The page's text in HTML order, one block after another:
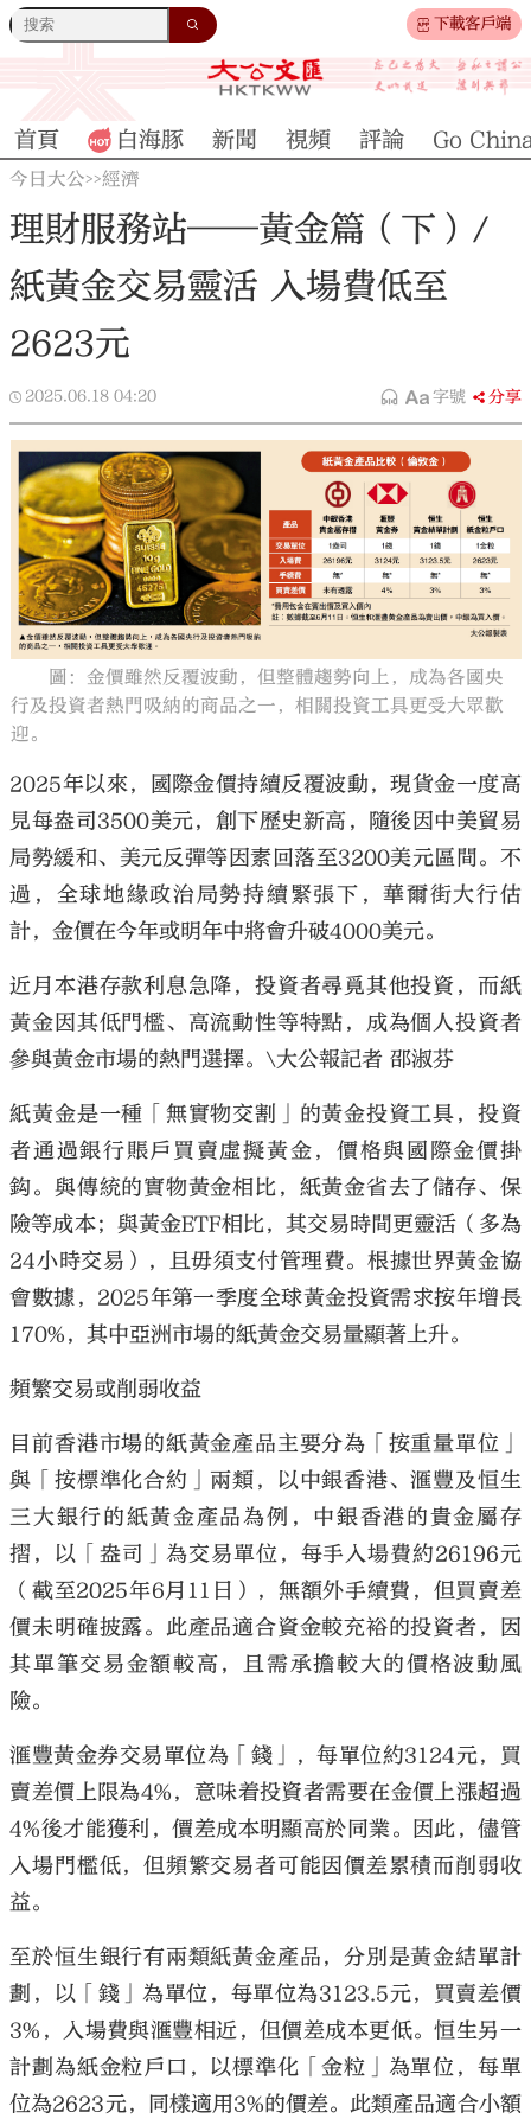
下載客戶端
大公文匯
首頁 白海豚 新聞 視頻 評論 Go
今日大公>>經濟
理財服務站——黃金篇（下）/
紙黃金交易靈活 入場費低至
2623元
2025.06.18 04:20 字號 分享
圖：金價雖然反覆波動，但整體趨勢向上，成為各國央
行及投資者熱門吸納的商品之一，相關投資工具更受大眾歡
迎。
2025年以來，國際金價持續反覆波動，現貨金一度高
見每盎司3500美元，創下歷史新高，隨後因中美貿易
局勢緩和、美元反彈等因素回落至3200美元區間。不
過，全球地緣政治局勢持續緊張下，華爾街大行估
計，金價在今年或明年中將會升破4000美元。
近月本港存款利息急降，投資者尋覓其他投資，而紙
黃金因其低門檻、高流動性等特點，成為個人投資者
參與黃金市場的熱門選擇。\大公報記者 邵淑芬
紙黃金是一種「無實物交割」的黃金投資工具，投資
者通過銀行賬戶買賣虛擬黃金，價格與國際金價掛
鈎。與傳統的實物黃金相比，紙黃金省去了儲存、保
險等成本；與黃金ETF相比，其交易時間更靈活（多為
24小時交易），且毋須支付管理費。根據世界黃金協
會數據，2025年第一季度全球黃金投資需求按年增長
170%，其中亞洲市場的紙黃金交易量顯著上升。
頻繁交易或削弱收益
目前香港市場的紙黃金產品主要分為「按重量單位」
與「按標準化合約」兩類，以中銀香港、滙豐及恒生
三大銀行的紙黃金產品為例，中銀香港的貴金屬存
摺，以「盎司」為交易單位，每手入場費約26196元
（截至2025年6月11日），無額外手續費，但買賣差
價未明確披露。此產品適合資金較充裕的投資者，因
其單筆交易金額較高，且需承擔較大的價格波動風
險。
滙豐黃金券交易單位為「錢」，每單位約3124元，買
賣差價上限為4%，意味着投資者需要在金價上漲超過
4%後才能獲利，價差成本明顯高於同業。因此，儘管
入場門檻低，但頻繁交易者可能因價差累積而削弱收
益。
至於恒生銀行有兩類紙黃金產品，分別是黃金結單計
劃，以「錢」為單位，每單位為3123.5元，買賣差價
3%，入場費與滙豐相近，但價差成本更低。恒生另一
計劃為紙金粒戶口，以標準化「金粒」為單位，每單
位為2623元，同樣適用3%的價差。此類產品適合小額